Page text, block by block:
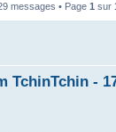
messages • Page 1 sur
TchinTchin -